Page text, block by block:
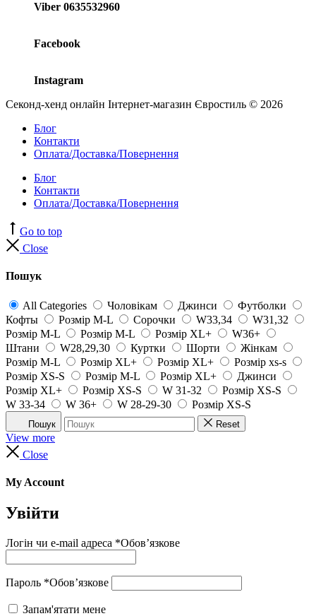
Viber 0635532960
Facebook
Instagram
Секонд-хенд онлайн Інтернет-магазин Євростиль © 2026
Блог
Контакти
Оплата/Доставка/Повернення
Блог
Контакти
Оплата/Доставка/Повернення
Go to top
Close
Пошук
All Categories Чоловікам Джинси
Футболки
Кофты
Розмір M-L Сорочки W33,34
W31,32
Розмір M-L
Розмір M-L Розмір XL+
W36+
Штани
W28,29,30 Куртки Шорти
Жінкам
Розмір M-L
Розмір XL+ Розмір XL+
Розмір xs-s
Розмір XS-S
Розмір M-L Розмір XL+
Джинси
Розмір XL+
Розмір XS-S W 31-32
Розмір XS-S
W 33-34
W 36+ W 28-29-30 Розмір XS-S
Пошук Reset
View more
Close
My Account
Увійти
Логін чи e-mail адреса *Обов’язкове
Пароль *Обов’язкове
Запам'ятати мене